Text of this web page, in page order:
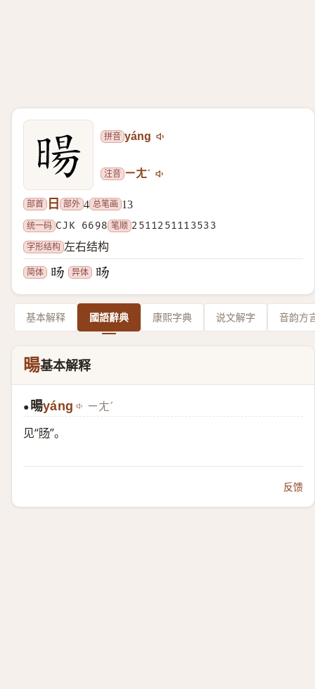
拼音 yáng
注音 ㄧㄤˊ
部首 日 部外 4 总笔画 13
统一码 CJK 6698 笔顺 2511251113533
字形结构 左右结构
简体 异体
基本解释 國語辭典 康熙字典 说文解字 音韵方
暘基本解释
● 暘yáng ㄧㄤˊ
见“旸”。
反馈